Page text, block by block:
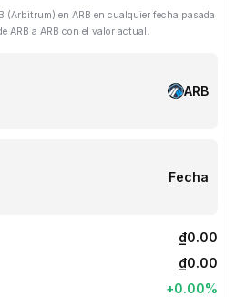
(Arbitrum) en ARB en cualquier fecha pasada
ARB a ARB con el valor actual.
ARB
Fecha
₫0.00
₫0.00
+0.00%